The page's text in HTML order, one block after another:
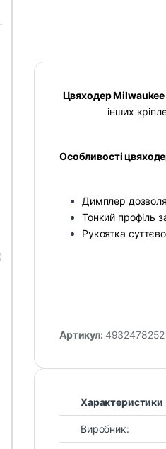
Цвяходер
інших
Особливості
Димплер
Тонкий профіль
Рукоятка
Артикул: 4932478252
Характеристики
Виробник: